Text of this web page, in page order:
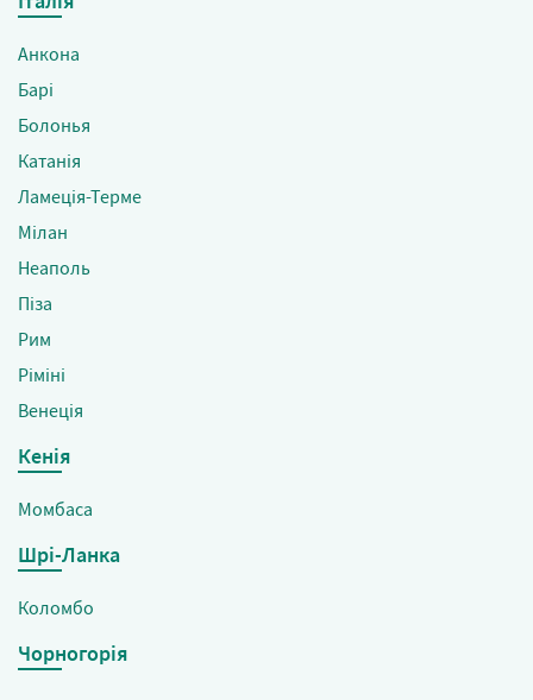
Анкона
Барі
Болонья
Катанія
Ламеція-Терме
Мілан
Неаполь
Піза
Рим
Ріміні
Венеція
Кенія
Момбаса
Шрі-Ланка
Коломбо
Чорногорія